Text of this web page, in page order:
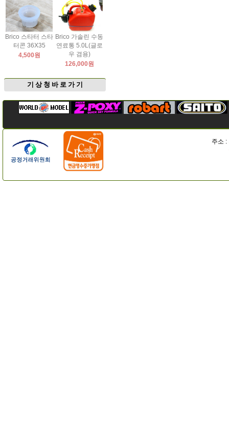
Brico 스타터 스타
터콘 36X35
4,500원
Brico 가솔린 수동
연료통 5.0L(글로
우 겸용)
126,000원
기 상 청 바 로 가 기
주소